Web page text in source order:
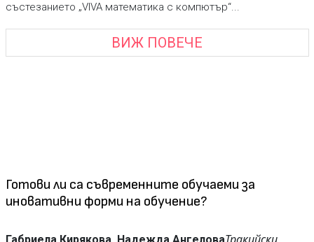
състезанието „VIVA математика с компютър“...
ВИЖ ПОВЕЧЕ
Готови ли са съвременните обучаеми за
иновативни форми на обучение?
Габриела Кирякова, Надежда АнгеловаТракийски